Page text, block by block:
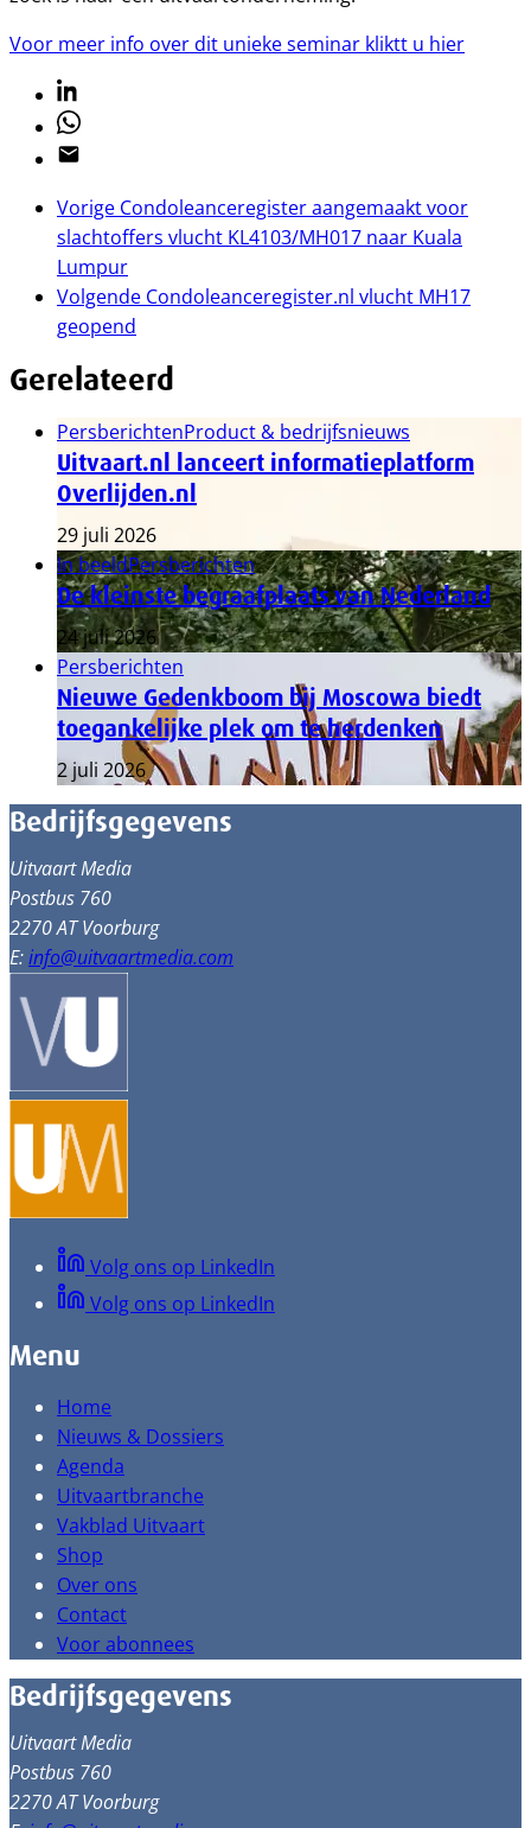
Voor meer info over dit unieke seminar kliktt u hier
Linkedin
Whatsapp
Email
Vorige Condoleanceregister aangemaakt voor
slachtoffers vlucht KL4103/MH017 naar Kuala
Lumpur
Volgende Condoleanceregister.nl vlucht MH17
geopend
Gerelateerd
PersberichtenProduct & bedrijfsnieuws
Uitvaart.nl lanceert informatieplatform
Overlijden.nl
29 juli 2026
In beeldPersberichten
De kleinste begraafplaats van Nederland
24 juli 2026
Persberichten
Nieuwe Gedenkboom bij Moscowa biedt
toegankelijke plek om te herdenken
2 juli 2026
Bedrijfsgegevens
Uitvaart Media
Postbus 760
2270 AT Voorburg
E:info@uitvaartmedia.com
Volg ons op LinkedIn
Volg ons op LinkedIn
Menu
Home
Nieuws & Dossiers
Agenda
Uitvaartbranche
Vakblad Uitvaart
Shop
Over ons
Contact
Voor abonnees
Bedrijfsgegevens
Uitvaart Media
Postbus 760
2270 AT Voorburg